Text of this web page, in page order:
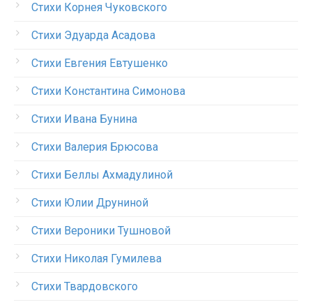
Стихи Корнея Чуковского
Стихи Эдуарда Асадова
Стихи Евгения Евтушенко
Стихи Константина Симонова
Стихи Ивана Бунина
Стихи Валерия Брюсова
Стихи Беллы Ахмадулиной
Стихи Юлии Друниной
Стихи Вероники Тушновой
Стихи Николая Гумилева
Стихи Твардовского